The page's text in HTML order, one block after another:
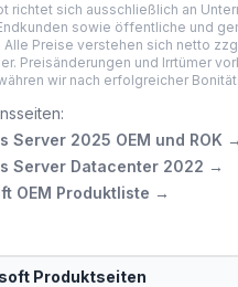
richtet sich ausschließlich an
sowie öffentliche und
Alle Preise verstehen sich netto
Preisänderungen und Irrtümer
wir nach erfolgreicher
Server 2025 OEM und ROK →
Server Datacenter 2022 →
OEM Produktliste →
Produktseiten